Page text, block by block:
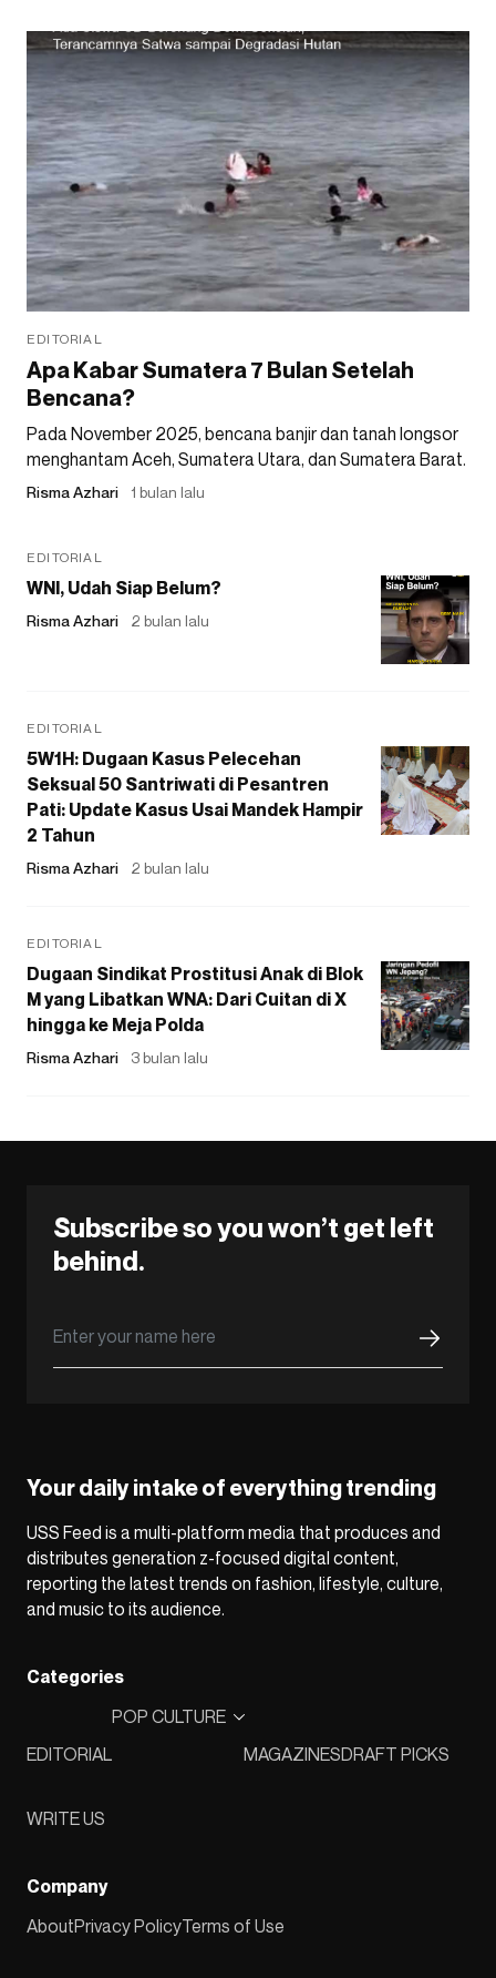
EDITORIAL
Apa Kabar Sumatera 7 Bulan Setelah
Bencana?
Pada November 2025, bencana banjir dan tanah longsor
menghantam Aceh, Sumatera Utara, dan Sumatera Barat.
Risma Azhari 1 bulan lalu
EDITORIAL
WNI, Udah Siap Belum?
Risma Azhari 2 bulan lalu
EDITORIAL
5W1H: Dugaan Kasus Pelecehan
Seksual 50 Santriwati di Pesantren
Pati: Update Kasus Usai Mandek Hampir
2 Tahun
Risma Azhari 2 bulan lalu
EDITORIAL
Dugaan Sindikat Prostitusi Anak di Blok
M yang Libatkan WNA: Dari Cuitan di X
hingga ke Meja Polda
Risma Azhari 3 bulan lalu
Subscribe so you won’t get left
behind.
Your daily intake of everything trending
USS Feed is a multi-platform media that produces and
distributes generation z-focused digital content,
reporting the latest trends on fashion, lifestyle, culture,
and music to its audience.
Categories
EDITORIAL
POP CULTURE
MAGAZINESDRAFT PICKS
WRITE US
Company
AboutPrivacy PolicyTerms of Use